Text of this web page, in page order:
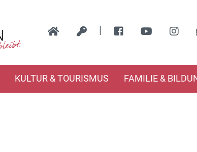
|
KULTUR & TOURISMUS FAMILIE &